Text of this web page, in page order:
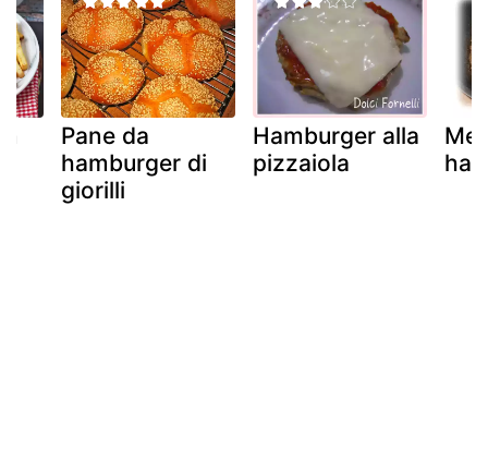
Pane da
hamburger di
giorilli
Hamburger alla
pizzaiola